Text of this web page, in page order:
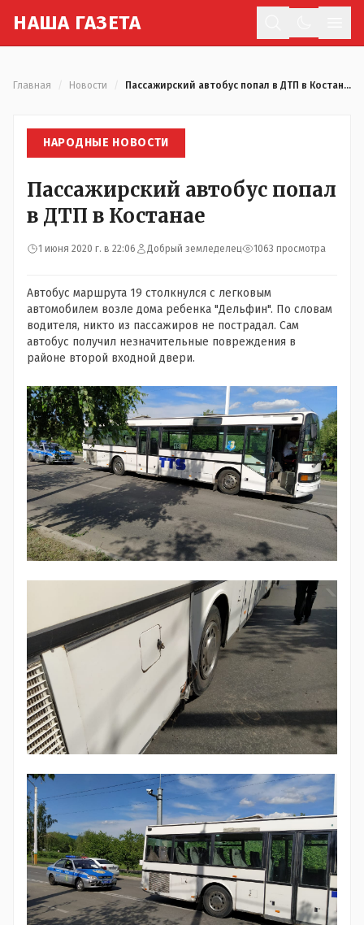
НАША ГАЗЕТА
Главная Новости Пассажирский автобус попал в ДТП в Костанае
НАРОДНЫЕ НОВОСТИ
Пассажирский автобус попал
в ДТП в Костанае
1 июня 2020 г. в 22:06 Добрый земледелец 1063 просмотра
Автобус маршрута 19 столкнулся с легковым
автомобилем возле дома ребенка "Дельфин". По словам
водителя, никто из пассажиров не пострадал. Сам
автобус получил незначительные повреждения в
районе второй входной двери.